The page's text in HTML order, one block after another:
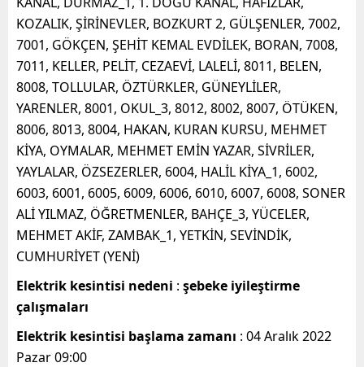
KOZALIK, ŞİRİNEVLER, BOZKURT 2, GÜLŞENLER, 7002,
7001, GÖKÇEN, ŞEHİT KEMAL EVDİLEK, BORAN, 7008,
7011, KELLER, PELİT, CEZAEVİ, LALELİ, 8011, BELEN,
8008, TOLLULAR, ÖZTÜRKLER, GÜNEYLİLER,
YARENLER, 8001, OKUL_3, 8012, 8002, 8007, ÖTÜKEN,
8006, 8013, 8004, HAKAN, KURAN KURSU, MEHMET
KİYA, OYMALAR, MEHMET EMİN YAZAR, SİVRİLER,
YAYLALAR, ÖZSEZERLER, 6004, HALİL KİYA_1, 6002,
6003, 6001, 6005, 6009, 6006, 6010, 6007, 6008, SONER
ALİ YILMAZ, ÖĞRETMENLER, BAHÇE_3, YÜCELER,
MEHMET AKİF, ZAMBAK_1, YETKİN, SEVİNDİK,
CUMHURİYET (YENİ)
Elektrik kesintisi nedeni : şebeke iyileştirme
çalışmaları
Elektrik kesintisi başlama zamanı : 04 Aralık 2022
Pazar 09:00